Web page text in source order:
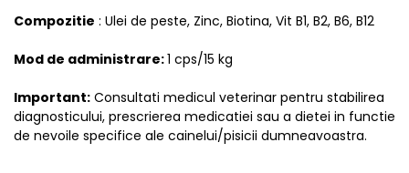
Compozitie : Ulei de peste, Zinc, Biotina, Vit B1, B2, B6, B12
Mod de administrare:1 cps/15 kg
Important: Consultati medicul veterinar pentru stabilirea
diagnosticului, prescrierea medicatiei sau a dietei in functie
de nevoile specifice ale cainelui/pisicii dumneavoastra.